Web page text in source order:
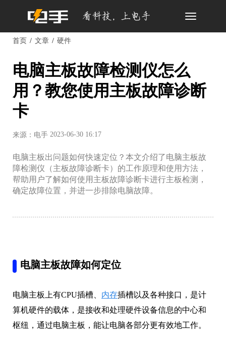
Toggle
首页 文章 硬件
电脑主板故障检测仪怎么
用？教您使用主板故障诊断
卡
来源：电手 2023-06-30 16:17
电脑主板出问题如何快速定位？本文介绍了电脑主板故
障检测仪（主板故障诊断卡）的工作原理和使用方法，
帮助用户了解如何使用主板故障诊断卡进行主板检测，
确定故障位置，并进一步排除电脑故障。
电脑主板故障如何定位
电脑主板上有CPU插槽、 内存插槽以及各种接口，是计
算机硬件的载体，是接收和处理硬件设备信息的中心和
枢纽，通过电脑主板，能让电脑各部分更有效地工作。